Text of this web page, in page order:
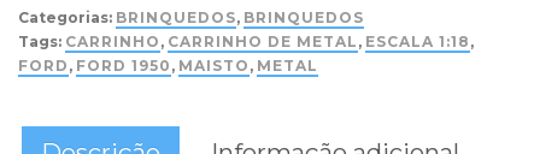
Categorias: BRINQUEDOS, BRINQUEDOS
Tags: CARRINHO , CARRINHO DE METAL , ESCALA 1:18 ,
FORD , FORD 1950 , MAISTO , METAL